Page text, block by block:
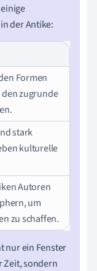
der Antike:
Formen
zugrunde
stark
kulturelle
Autoren
um
zu schaffen.
nur ein Fenster
Zeit, sondern